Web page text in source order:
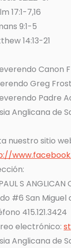
17:1-7,16
9:1-5
14:13-21
Canon
Greg
Padre
Anglicana de
nuestro sitio
S ANGLICAN
#6 San Miguel
415.121.3424
electrónico:
Anglicana de